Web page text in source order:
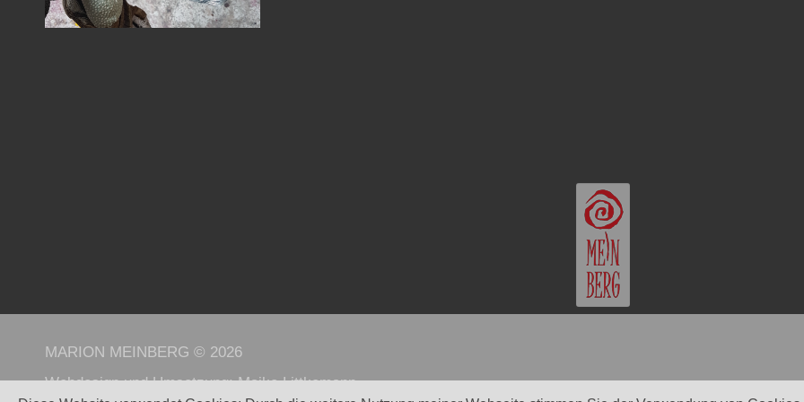
MARION MEINBERG © 2026
Webdesign und Umsetzung:Maike Littkemann